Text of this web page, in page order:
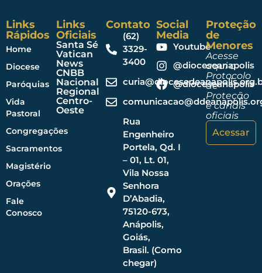
Links
Rápidos
Home
Diocese
Paróquias
Vida
Pastoral
Congregações
Sacramentos
Magistério
Orações
Fale
Conosco
Links
Oficiais
Santa Sé
Vatican
News
CNBB
Nacional
Regional
Centro-
Oeste
Contato
(62)
3329-
3400
Rua
Engenheiro
Portela, Qd. I
– 01, Lt. 01,
Vila Nossa
Senhora
D’Abadia,
75120-673,
Anápolis,
Goiás,
Brasil. (Como
chegar)
Social
Media
Youtube
@dioceseanapolis
@dioceseanapolis
Proteção
de
Menores
Acesse
aqui o
Protocolo
de
Proteção
e canais
oficiais
Acessar